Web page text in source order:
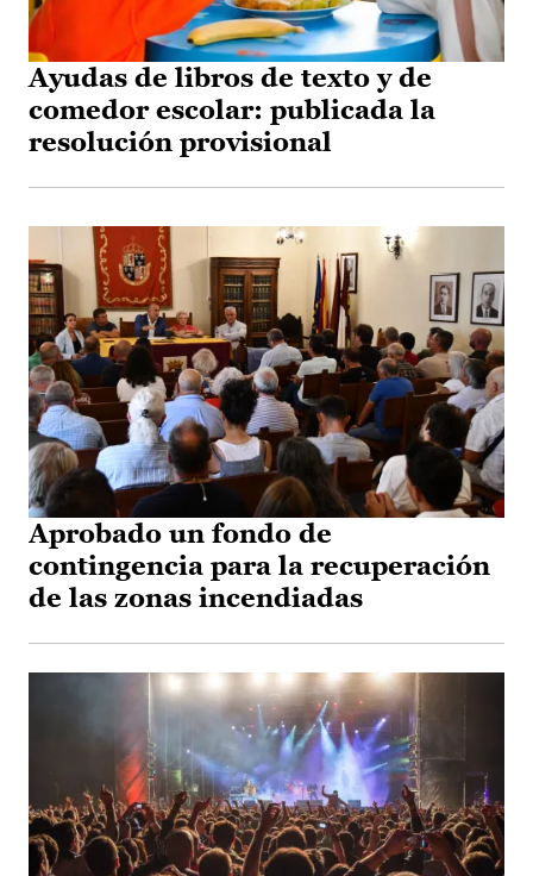
Ayudas de libros de texto y de
comedor escolar: publicada la
resolución provisional
Aprobado un fondo de
contingencia para la recuperación
de las zonas incendiadas